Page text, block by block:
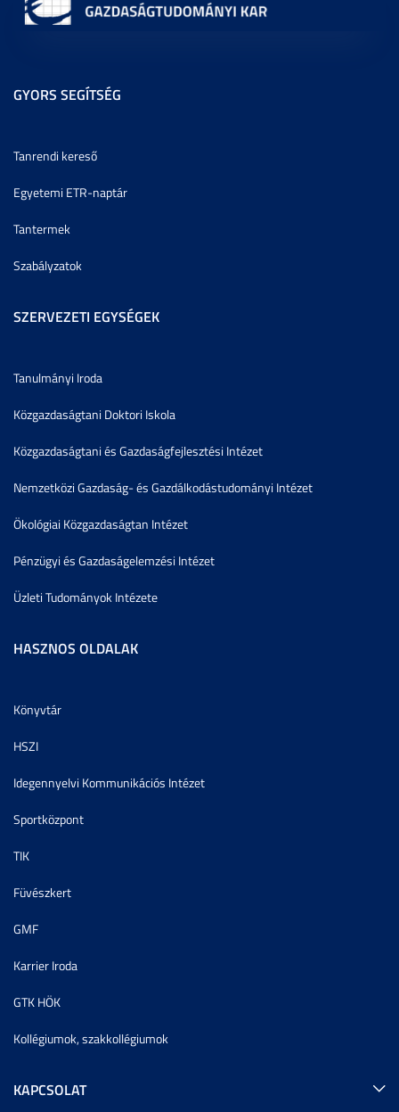
GYORS SEGÍTSÉG
Tanrendi kereső
Egyetemi ETR-naptár
Tantermek
Szabályzatok
SZERVEZETI EGYSÉGEK
Tanulmányi Iroda
Közgazdaságtani Doktori Iskola
Közgazdaságtani és Gazdaságfejlesztési Intézet
Nemzetközi Gazdaság- és Gazdálkodástudományi Intézet
Ökológiai Közgazdaságtan Intézet
Pénzügyi és Gazdaságelemzési Intézet
Üzleti Tudományok Intézete
HASZNOS OLDALAK
Könyvtár
HSZI
Idegennyelvi Kommunikációs Intézet
Sportközpont
TIK
Füvészkert
GMF
Karrier Iroda
GTK HÖK
Kollégiumok, szakkollégiumok
KAPCSOLAT